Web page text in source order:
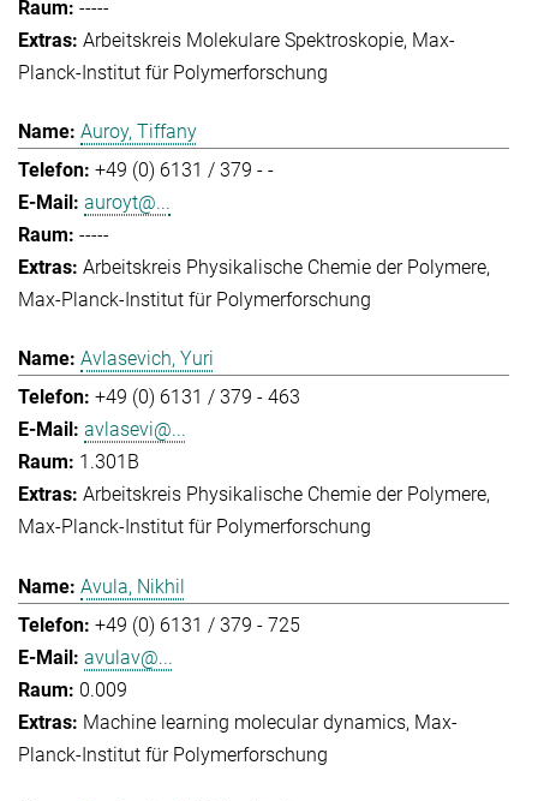
-----
Arbeitskreis Molekulare Spektroskopie Max-
Planck-Institut für Polymerforschung
Auroy, Tiffany
+49 (0) 6131 / 379 - -
auroyt@...
-----
Arbeitskreis Physikalische Chemie der Polymere
Max-Planck-Institut für Polymerforschung
Avlasevich, Yuri
+49 (0) 6131 / 379 - 463
avlasevi@...
1.301B
Arbeitskreis Physikalische Chemie der Polymere
Max-Planck-Institut für Polymerforschung
Avula, Nikhil
+49 (0) 6131 / 379 - 725
avulav@...
0.009
Machine learning molecular dynamics Max-
Planck-Institut für Polymerforschung